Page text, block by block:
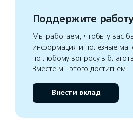
Поддержите
Мы работаем, чтобы у вас
информация и полезные
по любому вопросу в
Вместе мы этого достигнем
Внести вклад